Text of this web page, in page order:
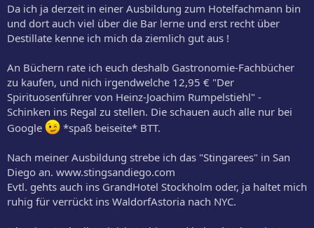
Da ich ja derzeit in einer Ausbildung zum Hotelfachmann bin
und dort auch viel über die Bar lerne und erst recht über
Destillate kenne ich mich da ziemlich gut aus !
An Büchern rate ich euch deshalb Gastronomie-Fachbücher
zu kaufen, und nich irgendwelche 12,95 € "Der
Spirituosenführer von Heinz-Joachim Rumpelstiehl" -
Schinken ins Regal zu stellen. Die schauen auch alle nur bei
Google
*spaß beiseite* BTT.
Nach meiner Ausbildung strebe ich das "Stingarees" in San
Diego an. www.stingsandiego.com
Evtl. gehts auch ins GrandHotel Stockholm oder, ja haltet mich
ruhig für verrückt ins WaldorfAstoria nach NYC.